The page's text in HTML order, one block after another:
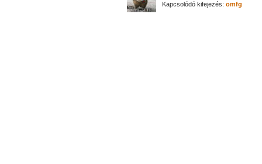
Kapcsolódó kifejezés: omfg